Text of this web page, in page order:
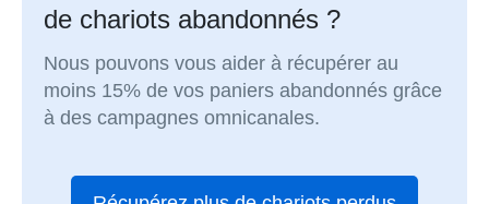
de chariots abandonnés ?
Nous pouvons vous aider à récupérer au
moins 15% de vos paniers abandonnés grâce
à des campagnes omnicanales.